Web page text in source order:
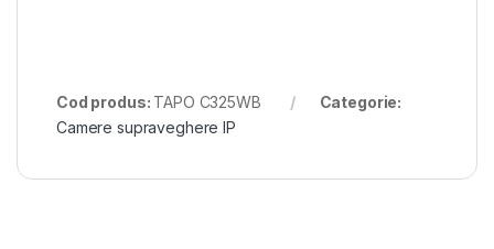
Cod produs: TAPO C325WB
Categorie:
Camere supraveghere IP